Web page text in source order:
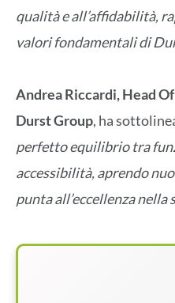
qualità e all’affidabilità,
valori fondamentali di
Andrea Riccardi, Head
Durst Group, ha
perfetto equilibrio tra
accessibilità, aprendo
punta all’eccellenza